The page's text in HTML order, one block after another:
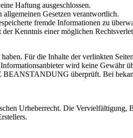
Haftung ausgeschlossen.
Gesetzen verantwortlich.
fremde Informationen zu
Kenntnis einer möglichen
Für die Inhalte der verlinkten
wird keine Gewähr
überprüft. Bei
Urheberrecht. Die